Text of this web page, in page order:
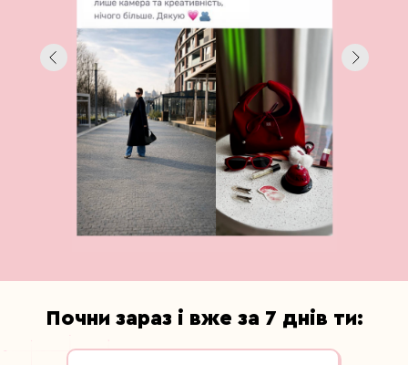
Почни зараз і вже за 7 днів ти: